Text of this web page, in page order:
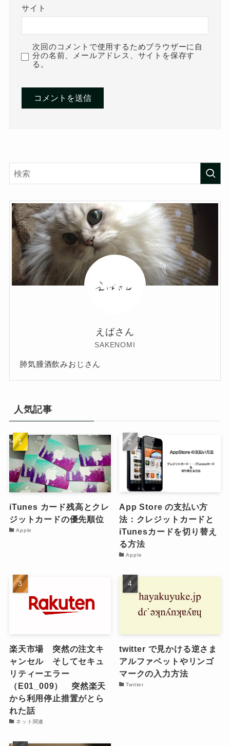
サイト
次回のコメントで使用するためブラウザーに自
分の名前、メールアドレス、サイトを保存す
る。
えばさん
SAKENOMI
肺気腫酒飲みおじさん
人気記事
iTunes カード残高とクレ
ジットカードの優先順位
Apple
App Store の支払い方
法：クレジットカードと
iTunesカードを切り替え
る方法
Apple
楽天市場 突然の注文キ
ャンセル そしてセキュ
リティーエラー
（E01_009） 突然楽天
から利用停止措置がとら
れた話
ネット関連
twitter で見かける逆さま
アルファベットやリンゴ
マークの入力方法
Twitter